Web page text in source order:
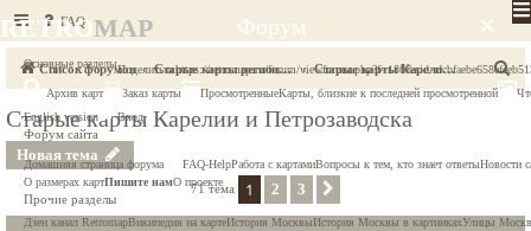
RETROMAP Форум ×
Основные разделыПоделитьсяhttps://retromap.ru/forum/
Архив карт
Заказ карты ПросмотренныеКарты, близкие к последней просмотренной
English version
Вход
Форум сайта
Домашняя страница форума FAQ-HelpРабота с картамиВопросы к тем, кто знает ответыНовости
О размерах картПишите намО проекте
Прочие разделы
Дзен канал RetromapВикипедия на картеИстория МосквыИстория Москвы в картинкахУлицы
FAQ
Список форумов Старые карты регионов России Старые карты Карелии и Петрозаводска
П
о
Старые карты Карелии и Петрозаводска
Новая тема
71 тема 1 2 3